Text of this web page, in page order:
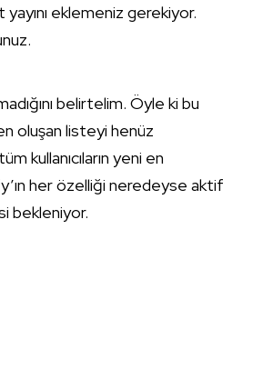
eklemeniz gerekiyor.
belirtelim. Öyle ki bu
oluşan listeyi henüz
kullanıcıların yeni en
her özelliği neredeyse aktif
bekleniyor.